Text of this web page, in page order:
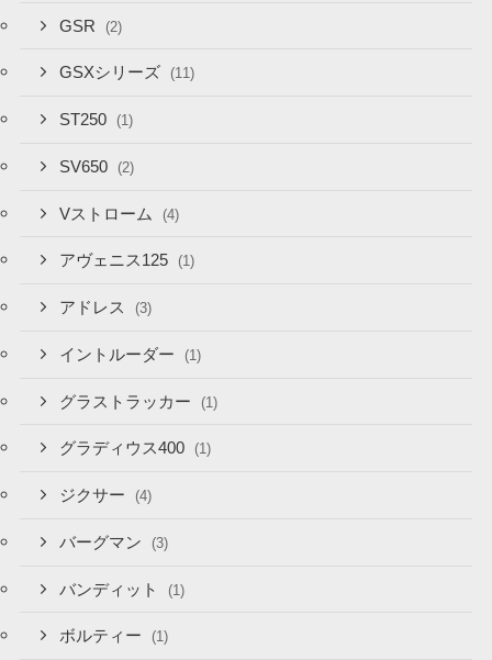
GSR (2)
GSXシリーズ (11)
ST250 (1)
SV650 (2)
Vストローム (4)
アヴェニス125 (1)
アドレス (3)
イントルーダー (1)
グラストラッカー (1)
グラディウス400 (1)
ジクサー (4)
バーグマン (3)
バンディット (1)
ボルティー (1)